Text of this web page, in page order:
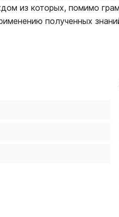
из которых, помимо
полученных
с элементами
на повторение